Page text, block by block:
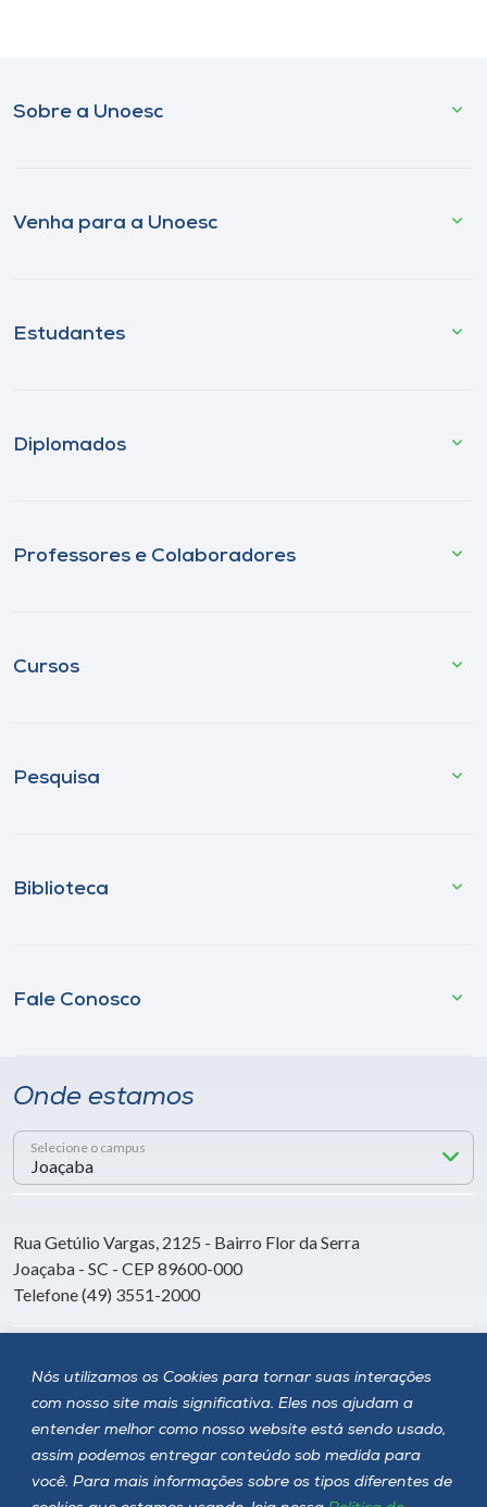
Nós utilizamos os Cookies para tornar suas interações
com nosso site mais significativa. Eles nos ajudam a
entender melhor como nosso website está sendo usado,
assim podemos entregar conteúdo sob medida para
você. Para mais informações sobre os tipos diferentes de
Sobre a Unoesc
Venha para a Unoesc
Estudantes
Diplomados
Professores e Colaboradores
Cursos
Pesquisa
Biblioteca
Fale Conosco
Onde estamos
Selecione o campus
Rua Getúlio Vargas, 2125 - Bairro Flor da Serra
Joaçaba - SC - CEP 89600-000
Telefone (49) 3551-2000
Siga a Unoesc